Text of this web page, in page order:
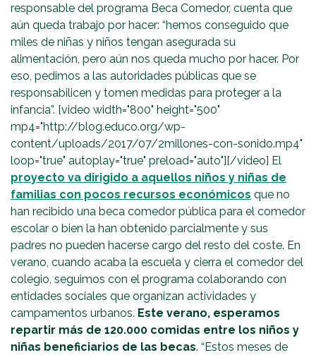
responsable del programa Beca Comedor, cuenta que
aún queda trabajo por hacer: “hemos conseguido que
miles de niñas y niños tengan asegurada su
alimentación, pero aún nos queda mucho por hacer. Por
eso, pedimos a las autoridades públicas que se
responsabilicen y tomen medidas para proteger a la
infancia”. [video width="800" height="500"
mp4="http://blog.educo.org/wp-
content/uploads/2017/07/2millones-con-sonido.mp4"
loop="true" autoplay="true" preload="auto"][/video] El
proyecto va dirigido a aquellos niños y niñas de
familias con pocos recursos económicos que no
han recibido una beca comedor pública para el comedor
escolar o bien la han obtenido parcialmente y sus
padres no pueden hacerse cargo del resto del coste. En
verano, cuando acaba la escuela y cierra el comedor del
colegio, seguimos con el programa colaborando con
entidades sociales que organizan actividades y
campamentos urbanos. Este verano, esperamos
repartir más de 120.000 comidas entre los niños y
niñas beneficiarios de las becas. “Estos meses de